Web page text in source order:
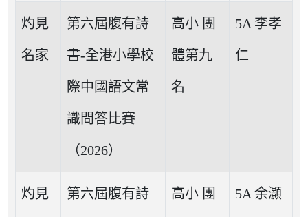
灼見
名家
第六屆腹有詩
書-全港小學校
際中國語文常
識問答比賽
（2026）
高小 團
體第九
名
5A 李孝
仁
灼見 第六屆腹有詩 高小 團 5A 余灝